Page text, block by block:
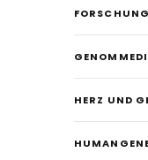
HERZ UND